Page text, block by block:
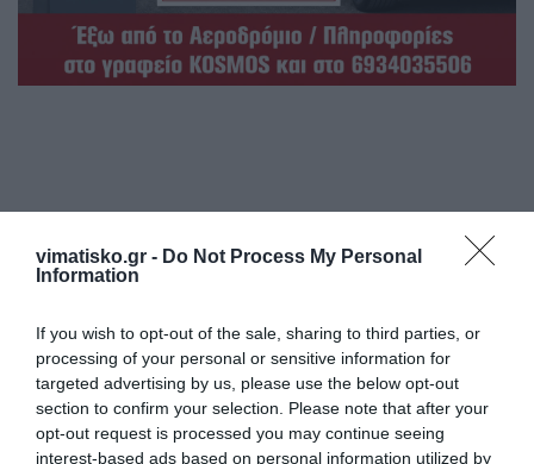
vimatisko.gr - Do Not Process My Personal
Information
If you wish to opt-out of the sale, sharing to third parties, or
processing of your personal or sensitive information for
targeted advertising by us, please use the below opt-out
section to confirm your selection. Please note that after your
opt-out request is processed you may continue seeing
interest-based ads based on personal information utilized by
χυδαιότητας!
Σχόλια 0